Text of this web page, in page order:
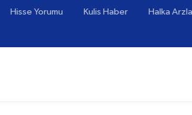
Hisse Yorumu Kulis Haber Halka